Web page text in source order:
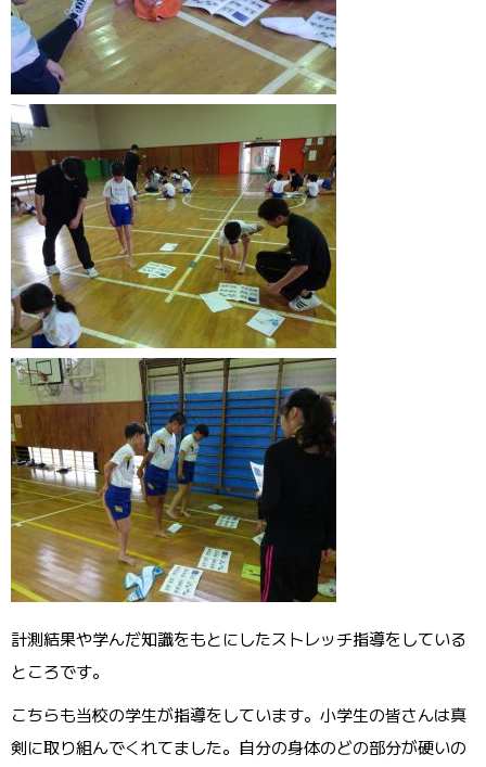
計測結果や学んだ知識をもとにしたストレッチ指導をしている
ところです。
こちらも当校の学生が指導をしています。小学生の皆さんは真
剣に取り組んでくれてました。自分の身体のどの部分が硬いの